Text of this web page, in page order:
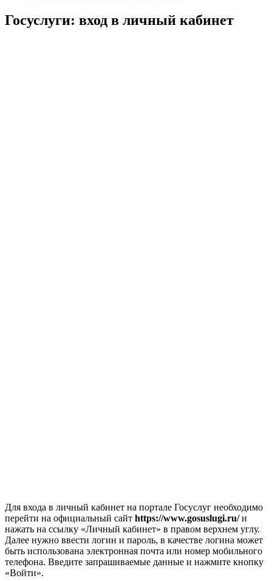
Госуслуги: вход в личный кабинет
Для входа в личный кабинет на портале Госуслуг необходимо
перейти на официальный сайт https://www.gosuslugi.ru/и
нажать на ссылку «Личный кабинет» в правом верхнем углу.
Далее нужно ввести логин и пароль, в качестве логина может
быть использована электронная почта или номер мобильного
телефона. Введите запрашиваемые данные и нажмите кнопку
«Войти».